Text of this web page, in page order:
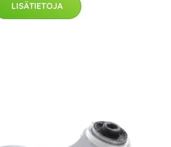
LISÄTIETOJA